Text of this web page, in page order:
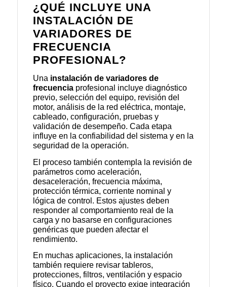
¿QUÉ INCLUYE UNA
INSTALACIÓN DE
VARIADORES DE
FRECUENCIA
PROFESIONAL?
Una instalación de variadores de
frecuenciaprofesional incluye diagnóstico
previo, selección del equipo, revisión del
motor, análisis de la red eléctrica, montaje,
cableado, configuración, pruebas y
validación de desempeño. Cada etapa
influye en la confiabilidad del sistema y en la
seguridad de la operación.
El proceso también contempla la revisión de
parámetros como aceleración,
desaceleración, frecuencia máxima,
protección térmica, corriente nominal y
lógica de control. Estos ajustes deben
responder al comportamiento real de la
carga y no basarse en configuraciones
genéricas que pueden afectar el
rendimiento.
En muchas aplicaciones, la instalación
también requiere revisar tableros,
protecciones, filtros, ventilación y espacio
físico. Cuando el proyecto exige integración